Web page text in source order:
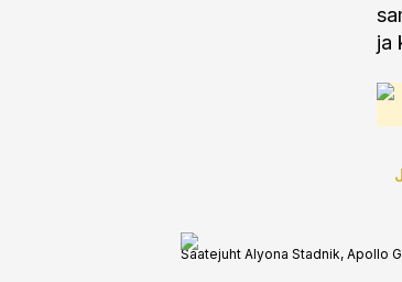
ja
Saatejuht Alyona Stadnik, Apollo